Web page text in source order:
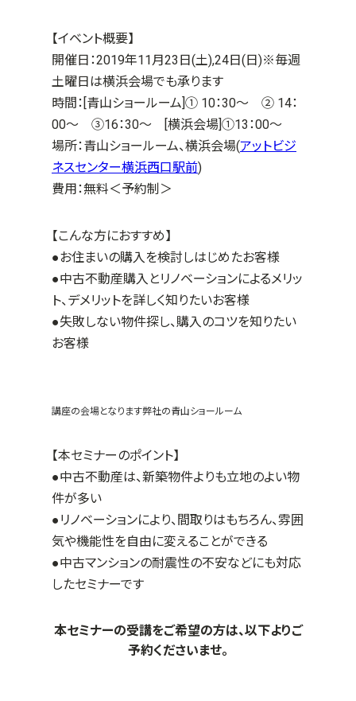
【イベント概要】
開催日：2019年11月23日(土),24日(日)※毎週
土曜日は横浜会場でも承ります
時間： [青山ショールーム]① 10：30～ ② 14：
00～ ③16：30～ [横浜会場]①13：00～
場所：青山ショールーム、横浜会場(アットビジ
ネスセンター横浜西口駅前)
費用：無料＜予約制＞
【こんな方におすすめ】
●お住まいの購入を検討しはじめたお客様
●中古不動産購入とリノベーションによるメリッ
ト、デメリットを詳しく知りたいお客様
●失敗しない物件探し、購入のコツを知りたい
お客様
講座の会場となります弊社の青山ショールーム
【本セミナーのポイント】
●中古不動産は、新築物件よりも立地のよい物
件が多い
●リノベーションにより、間取りはもちろん、雰囲
気や機能性を自由に変えることができる
●中古マンションの耐震性の不安などにも対応
したセミナーです
本セミナーの受講をご希望の方は、以下よりご
予約くださいませ。